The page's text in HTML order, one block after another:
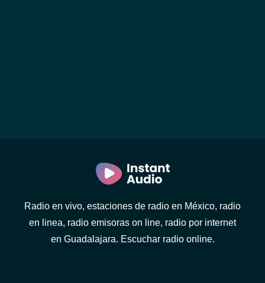
Radio en vivo, estaciones de radio en México, radio
en linea, radio emisoras on line, radio por internet
en Guadalajara. Escuchar radio online.